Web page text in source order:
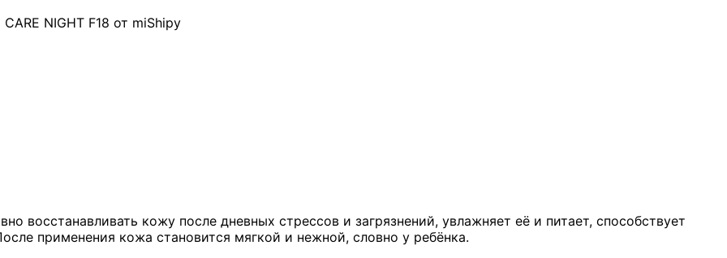
NIGHT F18 от miShipy
восстанавливать кожу после дневных стрессов и загрязнений, увлажняет её и питает, способствует
применения кожа становится мягкой и нежной, словно у ребёнка.